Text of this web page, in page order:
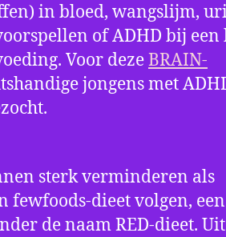
in bloed, wangslijm,
of ADHD bij
Voor dezeBRAIN-
jongens met
sterk verminderen als
fewfoods-dieet volgen,
de naam RED-dieet. Uit